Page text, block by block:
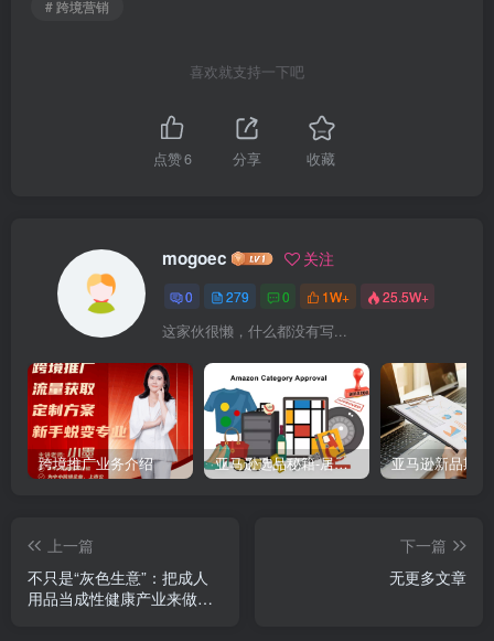
# 跨境营销
喜欢就支持一下吧
点赞6 分享 收藏
mogoec 关注
0 279 0 1W+ 25.5W+
这家伙很懒，什么都没有写...
跨境推广业务介绍 亚马逊选品秘籍-居中店铺掘金术：精铺卖家月入$10000的选品方案（附数据拆解）
上一篇
不只是“灰色生意”：把成人
用品当成性健康产业来做有
下一篇
无更多文章